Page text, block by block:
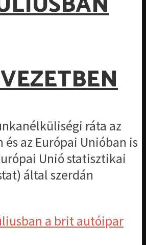
ráta az
az Európai Unióban is
Unió statisztikai
által szerdán